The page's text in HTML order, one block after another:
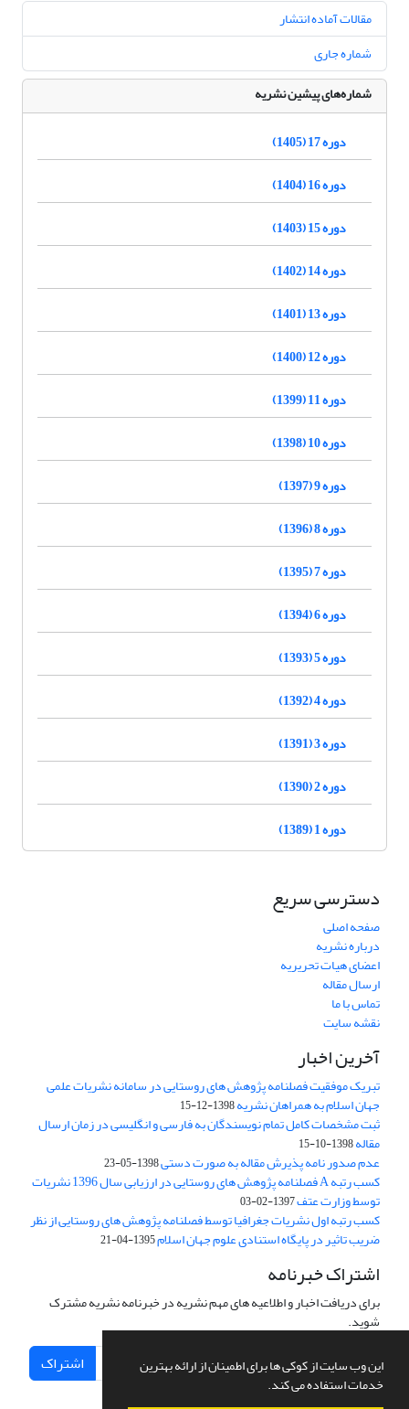
این وب سایت از کوکی ها برای اطمینان از ارائه بهترین
خدمات استفاده می کند.
مقالات آماده انتشار
شماره جاری
شماره‌های پیشین نشریه
دوره 17 (1405)
دوره 16 (1404)
دوره 15 (1403)
دوره 14 (1402)
دوره 13 (1401)
دوره 12 (1400)
دوره 11 (1399)
دوره 10 (1398)
دوره 9 (1397)
دوره 8 (1396)
دوره 7 (1395)
دوره 6 (1394)
دوره 5 (1393)
دوره 4 (1392)
دوره 3 (1391)
دوره 2 (1390)
دوره 1 (1389)
دسترسی سریع
صفحه اصلی
درباره نشریه
اعضای هیات تحریریه
ارسال مقاله
تماس با ما
نقشه سایت
آخرین اخبار
تبریک موفقیت فصلنامه پژوهش های روستایی در سامانه نشریات علمی
جهان اسلام به همراهان نشریه1398-12-15
ثبت مشخصات کامل تمام نویسندگان به فارسی و انگلیسی در زمان ارسال
مقاله1398-10-15
عدم صدور نامه پذیرش مقاله به صورت دستی1398-05-23
کسب رتبه A فصلنامه پژوهش های روستایی در ارزیابی سال 1396 نشریات
توسط وزارت عتف1397-02-03
کسب رتبه اول نشریات جغرافیا توسط فصلنامه پژوهش های روستایی از نظر
ضریب تاثیر در پایگاه استنادی علوم جهان اسلام1395-04-21
اشتراک خبرنامه
برای دریافت اخبار و اطلاعیه های مهم نشریه در خبرنامه نشریه مشترک
شوید.
اشتراک